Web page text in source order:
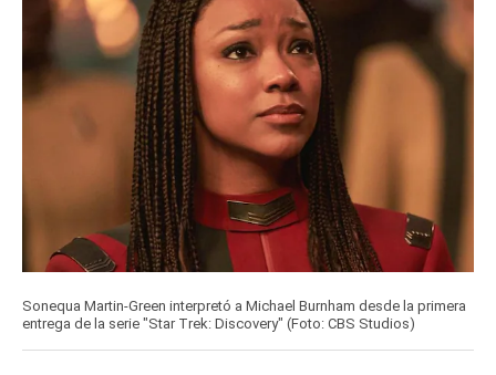
Sonequa Martin-Green interpretó a Michael Burnham desde la primera
entrega de la serie "Star Trek: Discovery" (Foto: CBS Studios)